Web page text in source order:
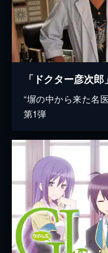
「ドクター彦次
“塀の中から来た名
第1弾